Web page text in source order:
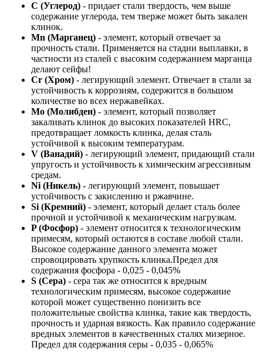
С (Углерод) - придает стали твердость, чем выше
содержание углерода, тем тверже может быть закален
клинок.
Mn (Марганец) - элемент, который отвечает за
прочность стали. Применяется на стадии выплавки, в
частности из сталей с высоким содержанием марганца
делают сейфы!
Cr (Хром) - легирующий элемент. Отвечает в стали за
устойчивость к коррозиям, содержится в большом
количестве во всех нержавейках.
Mo (Молибден) - элемент, который позволяет
закаливать клинок до высоких показателей HRC,
предотвращает ломкость клинка, делая сталь
устойчивой к высоким температурам.
V (Ванадий) - легирующий элемент, придающий стали
упругость и устойчивость к химическим агрессивным
средам.
Ni (Никель) - легирующий элемент, повышает
устойчивость с закислению и ржавчине.
Si (Кремний) - элемент, который делает сталь более
прочной и устойчивой к механическим нагрузкам.
P (Фосфор) - элемент относится к технологическим
примесям, который остаются в составе любой стали.
Высокое содержание данного элемента может
спровоцировать хрупкость клинка.Предел для
содержания фосфора - 0,025 - 0,045%
S (Сера) - сера так же относится к вредным
технологическим примесям, высокое содержание
которой может существенно понизить все
положительные свойства клинка, такие как твердость,
прочность и ударная вязкость. Как правило содержание
вредных элементов в качественных сталях мизерное.
Предел для содержания серы - 0,035 - 0,065%